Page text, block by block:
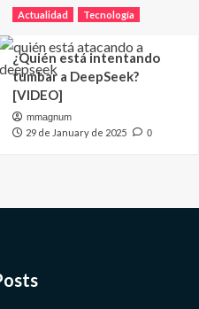
Actualidad Tecnología
¿Quién está intentando
tumbar a DeepSeek?
[VIDEO]
mmagnum
29 de January de 2025 0